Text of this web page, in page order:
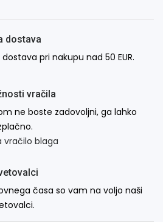
dostava
pri nakupu nad 50 EUR.
vračila
ne boste zadovoljni, ga lahko
vračilo blaga
časa so vam na voljo naši